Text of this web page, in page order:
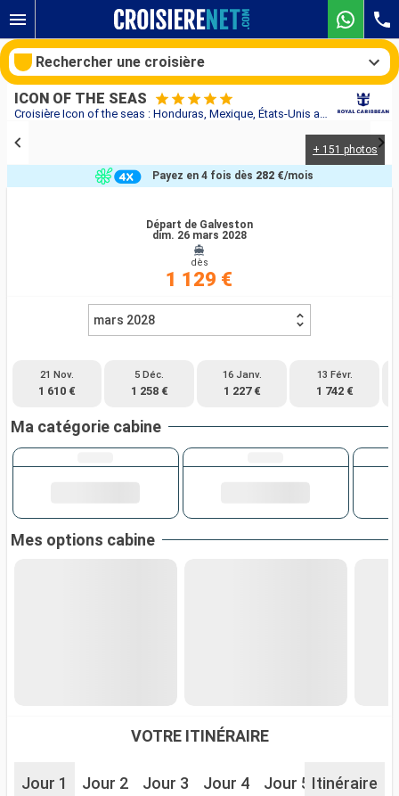
Croisière Icon of the seas : Honduras, Mexique, États-Unis au départ de Galveston
ICON OF THE SEAS
+ 151 photos
Départ de Galveston
dim. 26 mars 2028
dès
1 129 €
Payez en 4 fois dès 282 €/mois
mars 2028
21 Nov.
1 610 €
5 Déc.
1 258 €
16 Janv.
1 227 €
13 Févr.
1 742 €
Ma catégorie cabine
Mes options cabine
VOTRE ITINÉRAIRE
Jour 1 Jour 2 Jour 3 Jour 4 Jour 5 Jour 6
Itinéraire
Rechercher une croisière
Compagnies
Rechercher